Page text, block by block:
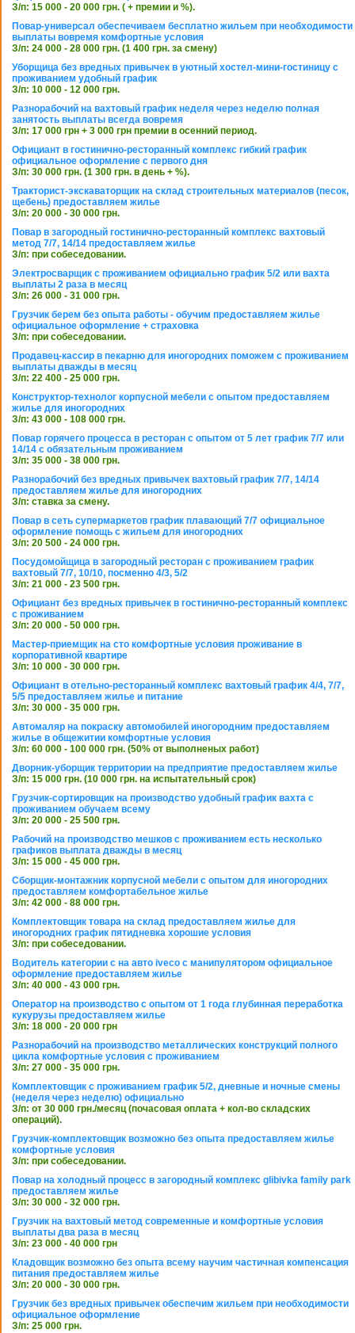
З/п: 15 000 - 20 000 грн. ( + премии и %).
Повар-универсал обеспечиваем бесплатно жильем при необходимости
выплаты вовремя комфортные условия
З/п: 24 000 - 28 000 грн. (1 400 грн. за смену)
Уборщица без вредных привычек в уютный хостел-мини-гостиницу с
проживанием удобный график
З/п: 10 000 - 12 000 грн.
Разнорабочий на вахтовый график неделя через неделю полная
занятость выплаты всегда вовремя
З/п: 17 000 грн + 3 000 грн премии в осенний период.
Официант в гостинично-ресторанный комплекс гибкий график
официальное оформление с первого дня
З/п: 30 000 грн. (1 300 грн. в день + %).
Тракторист-экскаваторщик на склад строительных материалов (песок,
щебень) предоставляем жилье
З/п: 20 000 - 30 000 грн.
Повар в загородный гостинично-ресторанный комплекс вахтовый
метод 7/7, 14/14 предоставляем жилье
З/п: при собеседовании.
Электросварщик с проживанием официально график 5/2 или вахта
выплаты 2 раза в месяц
З/п: 26 000 - 31 000 грн.
Грузчик берем без опыта работы - обучим предоставляем жилье
официальное оформление + страховка
З/п: при собеседовании.
Продавец-кассир в пекарню для иногородних поможем с проживанием
выплаты дважды в месяц
З/п: 22 400 - 25 000 грн.
Конструктор-технолог корпусной мебели с опытом предоставляем
жилье для иногородних
З/п: 43 000 - 108 000 грн.
Повар горячего процесса в ресторан с опытом от 5 лет график 7/7 или
14/14 с обязательным проживанием
З/п: 35 000 - 38 000 грн.
Разнорабочий без вредных привычек вахтовый график 7/7, 14/14
предоставляем жилье для иногородних
З/п: ставка за смену.
Повар в сеть супермаркетов график плавающий 7/7 официальное
оформление помощь с жильем для иногородних
З/п: 20 500 - 24 000 грн.
Посудомойщица в загородный ресторан с проживанием график
вахтовый 7/7, 10/10, посменно 4/3, 5/2
З/п: 21 000 - 23 500 грн.
Официант без вредных привычек в гостинично-ресторанный комплекс
с проживанием
З/п: 20 000 - 50 000 грн.
Мастер-приемщик на сто комфортные условия проживание в
корпоративной квартире
З/п: 10 000 - 30 000 грн.
Официант в отельно-ресторанный комплекс вахтовый график 4/4, 7/7,
5/5 предоставляем жилье и питание
З/п: 30 000 - 35 000 грн.
Автомаляр на покраску автомобилей иногородним предоставляем
жилье в общежитии комфортные условия
З/п: 60 000 - 100 000 грн. (50% от выполненых работ)
Дворник-уборщик территории на предприятие предоставляем жилье
З/п: 15 000 грн. (10 000 грн. на испытательный срок)
Грузчик-сортировщик на производство удобный график вахта с
проживанием обучаем всему
З/п: 20 000 - 25 500 грн.
Рабочий на производство мешков с проживанием есть несколько
графиков выплата дважды в месяц
З/п: 15 000 - 45 000 грн.
Сборщик-монтажник корпусной мебели с опытом для иногородних
предоставляем комфортабельное жилье
З/п: 42 000 - 88 000 грн.
Комплектовщик товара на склад предоставляем жилье для
иногородних график пятидневка хорошие условия
З/п: при собеседовании.
Водитель категории с на авто iveco с манипулятором официальное
оформление предоставляем жилье
З/п: 40 000 - 43 000 грн.
Оператор на производство с опытом от 1 года глубинная переработка
кукурузы предоставляем жилье
З/п: 18 000 - 20 000 грн
Разнорабочий на производство металлических конструкций полного
цикла комфортные условия с проживанием
З/п: 27 000 - 35 000 грн.
Комплектовщик с проживанием график 5/2, дневные и ночные смены
(неделя через неделю) официально
З/п: от 30 000 грн./месяц (почасовая оплата + кол-во складских
операций).
Грузчик-комплектовщик возможно без опыта предоставляем жилье
комфортные условия
З/п: при собеседовании.
Повар на холодный процесс в загородный комплекс glibivka family park
предоставляем жилье
З/п: 30 000 - 32 000 грн.
Грузчик на вахтовый метод современные и комфортные условия
выплаты два раза в месяц
З/п: 23 000 - 40 000 грн
Кладовщик возможно без опыта всему научим частичная компенсация
питания предоставляем жилье
З/п: 20 000 - 30 000 грн.
Грузчик без вредных привычек обеспечим жильем при необходимости
официальное оформление
З/п: 25 000 грн.